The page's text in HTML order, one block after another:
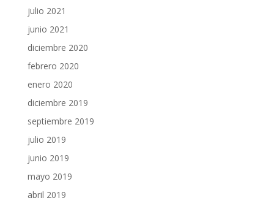
julio 2021
junio 2021
diciembre 2020
febrero 2020
enero 2020
diciembre 2019
septiembre 2019
julio 2019
junio 2019
mayo 2019
abril 2019